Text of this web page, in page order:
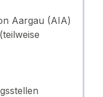
Aargau (AIA)